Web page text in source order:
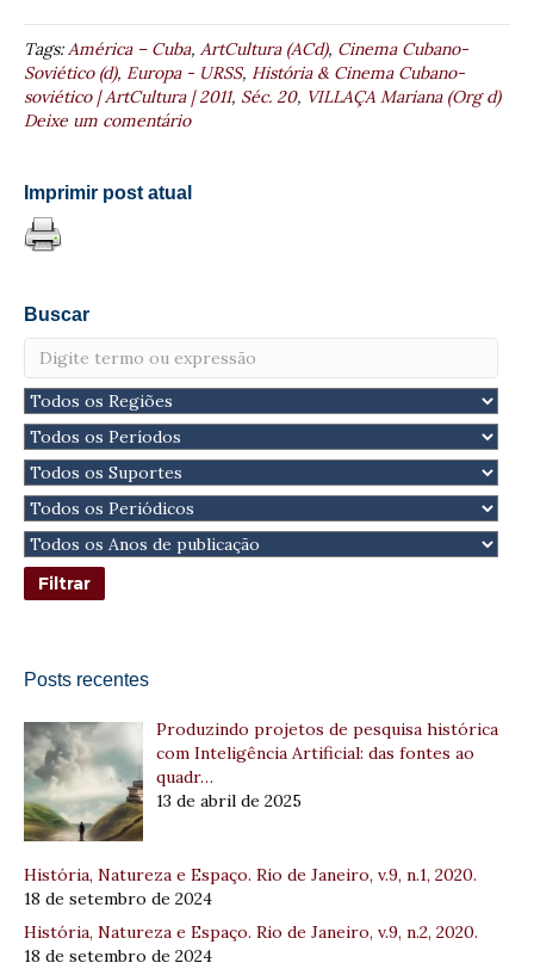
Tags:América – Cuba, ArtCultura (ACd), Cinema Cubano-
Soviético (d), Europa - URSS, História & Cinema Cubano-
soviético | ArtCultura | 2011, Séc. 20, VILLAÇA Mariana (Org d)
Deixe um comentário
Imprimir post atual
Buscar
Posts recentes
Produzindo projetos de pesquisa histórica
com Inteligência Artificial: das fontes ao
quadr…
13 de abril de 2025
História, Natureza e Espaço. Rio de Janeiro, v.9, n.1, 2020.
18 de setembro de 2024
História, Natureza e Espaço. Rio de Janeiro, v.9, n.2, 2020.
18 de setembro de 2024